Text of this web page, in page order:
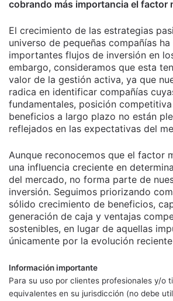
cobrando más importancia el factor
El crecimiento de las estrategias
universo de pequeñas compañías
importantes flujos de inversión en
embargo, consideramos que esta
valor de la gestión activa, ya que
radica en identificar compañías
fundamentales, posición
beneficios a largo plazo no están
reflejados en las expectativas del
Aunque reconocemos que el factor
una influencia creciente en
del mercado, no forma parte de
inversión. Seguimos priorizando
sólido crecimiento de beneficios,
generación de caja y ventajas
sostenibles, en lugar de aquellas
únicamente por la evolución
Información importante
Para su uso por clientes profesionales y/o
equivalentes en su jurisdicción (no debe